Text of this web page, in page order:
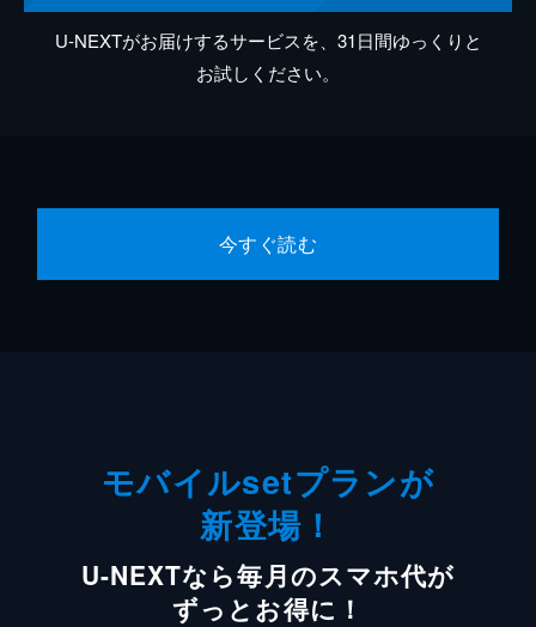
U-NEXTがお届けするサービスを、31日間ゆっくりと
お試しください。
今すぐ読む
モバイルsetプランが
新登場！
U-NEXTなら毎月のスマホ代が
ずっとお得に！